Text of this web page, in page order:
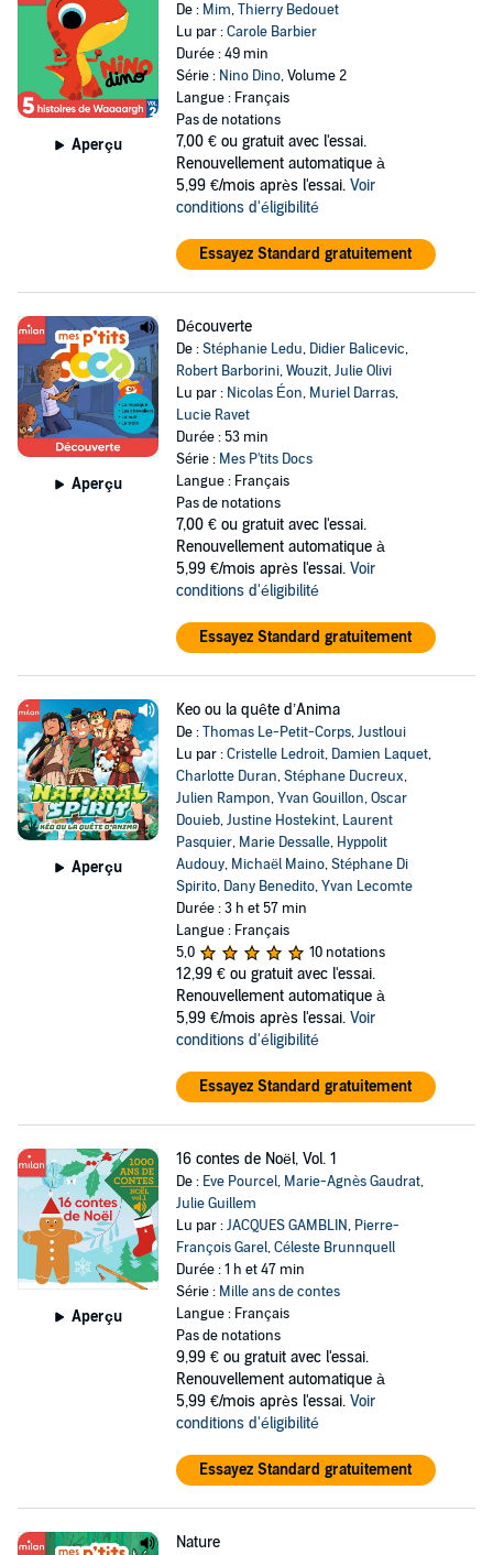
Aperçu
De : Mim,Thierry Bedouet
Lu par :Carole Barbier
Durée : 49 min
Série : Nino Dino, Volume 2
Langue : Français
Pas de notations
7,00 € ou gratuit avec l'essai.
Renouvellement automatique à
5,99 €/mois après l'essai. Voir
conditions d'éligibilité
Essayez Standard gratuitement
Aperçu
Découverte
De :Stéphanie Ledu, Didier Balicevic,
Robert Barborini,Wouzit,Julie Olivi
Lu par : Nicolas Éon, Muriel Darras,
Lucie Ravet
Durée : 53 min
Série : Mes P'tits Docs
Langue : Français
Pas de notations
7,00 € ou gratuit avec l'essai.
Renouvellement automatique à
5,99 €/mois après l'essai. Voir
conditions d'éligibilité
Essayez Standard gratuitement
Aperçu
Keo ou la quête d’Anima
De :Thomas Le-Petit-Corps,Justloui
Lu par :Cristelle Ledroit, Damien Laquet,
Charlotte Duran,Stéphane Ducreux,
Julien Rampon,Yvan Gouillon,Oscar
Douieb,Justine Hostekint, Laurent
Pasquier, Marie Dessalle, Hyppolit
Audouy, Michaël Maino,Stéphane Di
Spirito, Dany Benedito,Yvan Lecomte
Durée : 3 h et 57 min
Langue : Français
5,0
10 notations
12,99 € ou gratuit avec l'essai.
Renouvellement automatique à
5,99 €/mois après l'essai. Voir
conditions d'éligibilité
Essayez Standard gratuitement
Aperçu
16 contes de Noël, Vol. 1
De : Eve Pourcel, Marie-Agnès Gaudrat,
Julie Guillem
Lu par :JACQUES GAMBLIN, Pierre-
François Garel,Céleste Brunnquell
Durée : 1 h et 47 min
Série : Mille ans de contes
Langue : Français
Pas de notations
9,99 € ou gratuit avec l'essai.
Renouvellement automatique à
5,99 €/mois après l'essai. Voir
conditions d'éligibilité
Essayez Standard gratuitement
Nature